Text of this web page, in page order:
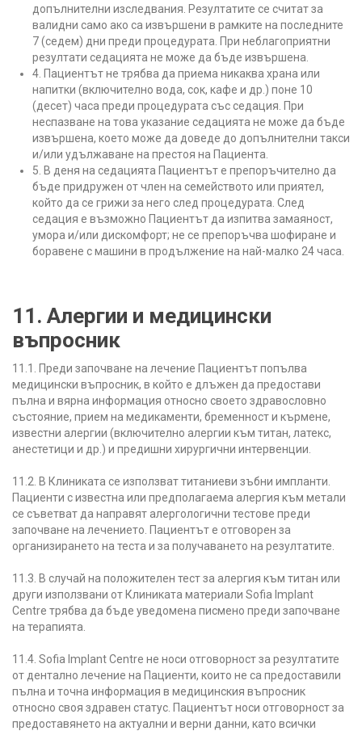
допълнителни изследвания. Резултатите се считат за
валидни само ако са извършени в рамките на последните
7 (седем) дни преди процедурата. При неблагоприятни
резултати седацията не може да бъде извършена.
4. Пациентът не трябва да приема никаква храна или
напитки (включително вода, сок, кафе и др.) поне 10
(десет) часа преди процедурата със седация. При
неспазване на това указание седацията не може да бъде
извършена, което може да доведе до допълнителни такси
и/или удължаване на престоя на Пациента.
5. В деня на седацията Пациентът е препоръчително да
бъде придружен от член на семейството или приятел,
който да се грижи за него след процедурата. След
седация е възможно Пациентът да изпитва замаяност,
умора и/или дискомфорт; не се препоръчва шофиране и
боравене с машини в продължение на най-малко 24 часа.
11. Алергии и медицински
въпросник
11.1. Преди започване на лечение Пациентът попълва
медицински въпросник, в който е длъжен да предостави
пълна и вярна информация относно своето здравословно
състояние, прием на медикаменти, бременност и кърмене,
известни алергии (включително алергии към титан, латекс,
анестетици и др.) и предишни хирургични интервенции.
11.2. В Клиниката се използват титаниеви зъбни импланти.
Пациенти с известна или предполагаема алергия към метали
се съветват да направят алергологични тестове преди
започване на лечението. Пациентът е отговорен за
организирането на теста и за получаването на резултатите.
11.3. В случай на положителен тест за алергия към титан или
други използвани от Клиниката материали Sofia Implant
Centre трябва да бъде уведомена писмено преди започване
на терапията.
11.4. Sofia Implant Centre не носи отговорност за резултатите
от дентално лечение на Пациенти, които не са предоставили
пълна и точна информация в медицинския въпросник
относно своя здравен статус. Пациентът носи отговорност за
предоставянето на актуални и верни данни, като всички